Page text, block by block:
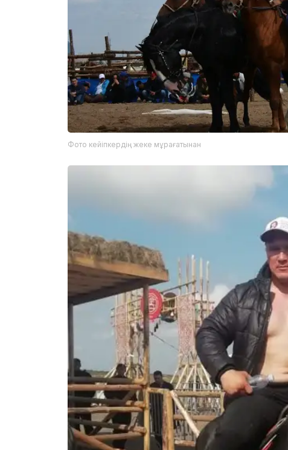
Фото кейіпкердің жеке мұрағатынан